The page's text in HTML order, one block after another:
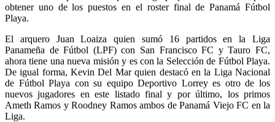
obtener uno de los puestos en el roster final de Panamá Fútbol
Playa.
El arquero Juan Loaiza quien sumó 16 partidos en la Liga
Panameña de Fútbol (LPF) con San Francisco FC y Tauro FC,
ahora tiene una nueva misión y es con la Selección de Fútbol Playa.
De igual forma, Kevin Del Mar quien destacó en la Liga Nacional
de Fútbol Playa con su equipo Deportivo Lorrey es otro de los
nuevos jugadores en este listado final y por último, los primos
Ameth Ramos y Roodney Ramos ambos de Panamá Viejo FC en la
Liga.